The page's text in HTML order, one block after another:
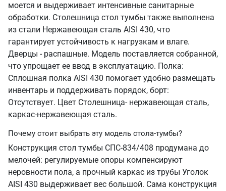
моется и выдерживает интенсивные санитарные
обработки. Столешница стол тумбы также выполнена
из стали Нержавеющая сталь AISI 430, что
гарантирует устойчивость к нагрузкам и влаге.
Дверцы - распашные. Модель поставляется собранной,
что упрощает ее ввод в эксплуатацию. Полка:
Сплошная полка AISI 430 помогает удобно размещать
инвентарь и поддерживать порядок, борт:
Отсутствует. Цвет Столешница- нержавеющая сталь,
каркас-нержавеющая сталь.
Почему стоит выбрать эту модель стола-тумбы?
Конструкция стол тумбы СПС-834/408 продумана до
мелочей: регулируемые опоры компенсируют
неровности пола, а прочный каркас из трубы Уголок
AISI 430 выдерживает вес большой. Сама конструкция